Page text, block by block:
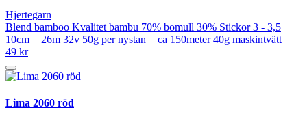
Hjertegarn
Blend bamboo Kvalitet bambu 70% bomull 30% Stickor 3 - 3,5
10cm = 26m 32v 50g per nystan = ca 150meter 40g maskintvätt
49 kr
Lima 2060 röd